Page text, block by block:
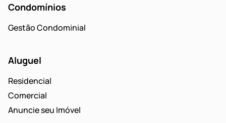
Condomínios
Gestão Condominial
Aluguel
Residencial
Comercial
Anuncie seu Imóvel